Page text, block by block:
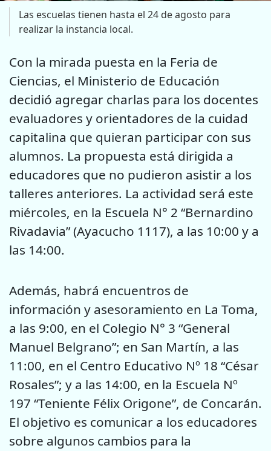
Las escuelas tienen hasta el 24 de agosto para
realizar la instancia local.
Con la mirada puesta en la Feria de
Ciencias, el Ministerio de Educación
decidió agregar charlas para los docentes
evaluadores y orientadores de la cuidad
capitalina que quieran participar con sus
alumnos. La propuesta está dirigida a
educadores que no pudieron asistir a los
talleres anteriores. La actividad será este
miércoles, en la Escuela N° 2 “Bernardino
Rivadavia” (Ayacucho 1117), a las 10:00 y a
las 14:00.
Además, habrá encuentros de
información y asesoramiento en La Toma,
a las 9:00, en el Colegio N° 3 “General
Manuel Belgrano”; en San Martín, a las
11:00, en el Centro Educativo Nº 18 “César
Rosales”; y a las 14:00, en la Escuela Nº
197 “Teniente Félix Origone”, de Concarán.
El objetivo es comunicar a los educadores
sobre algunos cambios para la